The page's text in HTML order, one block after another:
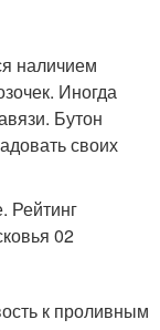
наличием
Иногда
Бутон
своих
к проливным